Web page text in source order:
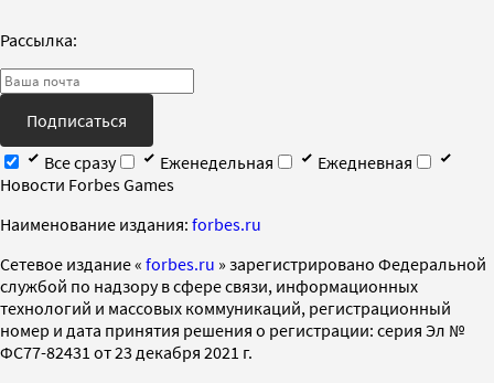
Рассылка:
Подписаться
Все сразу
Еженедельная
Ежедневная
Новости Forbes Games
Наименование издания: forbes.ru
Cетевое издание « forbes.ru » зарегистрировано Федеральной
службой по надзору в сфере связи, информационных
технологий и массовых коммуникаций, регистрационный
номер и дата принятия решения о регистрации: серия Эл №
ФС77-82431 от 23 декабря 2021 г.